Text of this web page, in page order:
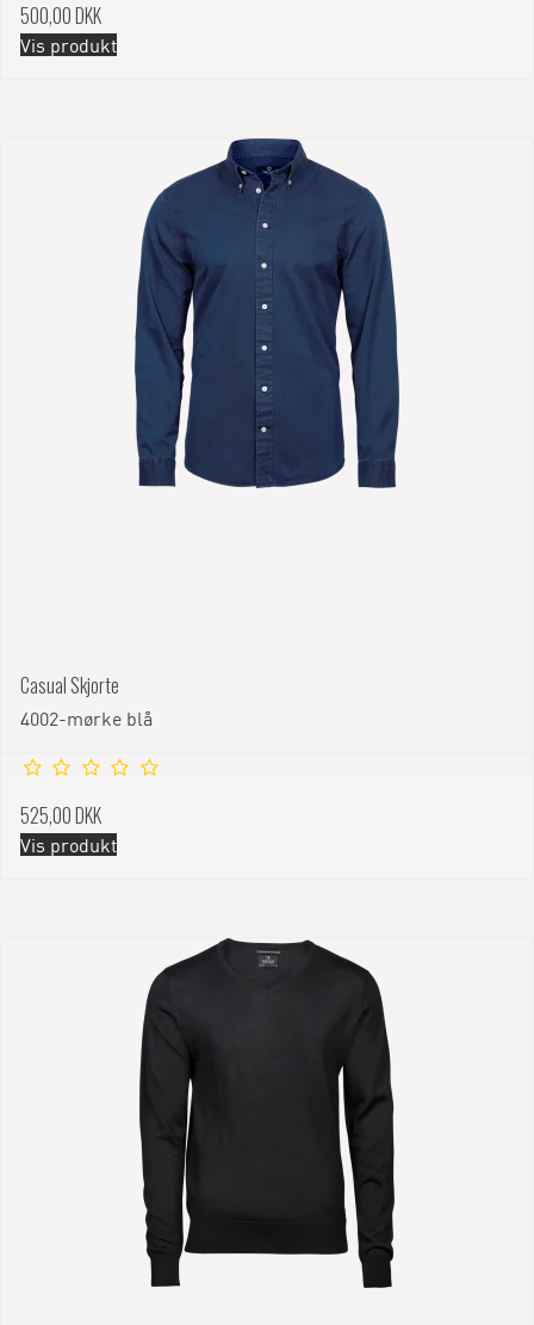
500,00 DKK
Vis produkt
Casual Skjorte
4002-mørke blå
525,00 DKK
Vis produkt